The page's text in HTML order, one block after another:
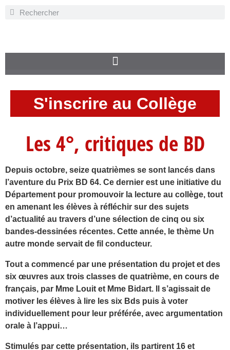
S'inscrire au Collège
Les 4°, critiques de BD
Depuis octobre, seize quatrièmes se sont lancés dans
l’aventure du Prix BD 64. Ce dernier est une initiative du
Département pour promouvoir la lecture au collège, tout
en amenant les élèves à réfléchir sur des sujets
d’actualité au travers d’une sélection de cinq ou six
bandes-dessinées récentes. Cette année, le thème Un
autre monde servait de fil conducteur.
Tout a commencé par une présentation du projet et des
six œuvres aux trois classes de quatrième, en cours de
français, par Mme Louit et Mme Bidart. Il s’agissait de
motiver les élèves à lire les six Bds puis à voter
individuellement pour leur préférée, avec argumentation
orale à l’appui…
Stimulés par cette présentation, ils partirent 16 et